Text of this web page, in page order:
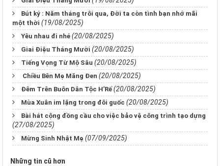
Bút ký : Năm tháng trôi qua, Đời ta còn tình bạn nhớ mãi
một thời (19/08/2025)
Yêu nhau đi nhé (20/08/2025)
Giai Điệu Tháng Mười (20/08/2025)
Tiếng Vọng Từ Mộ Sâu (20/08/2025)
Chiều Bên Mẹ Măng Đen (20/08/2025)
Đêm Trên Buôn Dân Tộc H’Rế (20/08/2025)
Mùa Xuân im lặng trong đôi guốc (20/08/2025)
Bài hát cộng đồng cầu cho việc bảo vệ công trình tạo dựng
(27/08/2025)
Mừng Sinh Nhật Mẹ (07/09/2025)
Những tin cũ hơn